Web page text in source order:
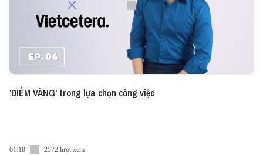
'ĐIỂM VÀNG' trong lựa chọn công việc
01:18 2572 lượt xem